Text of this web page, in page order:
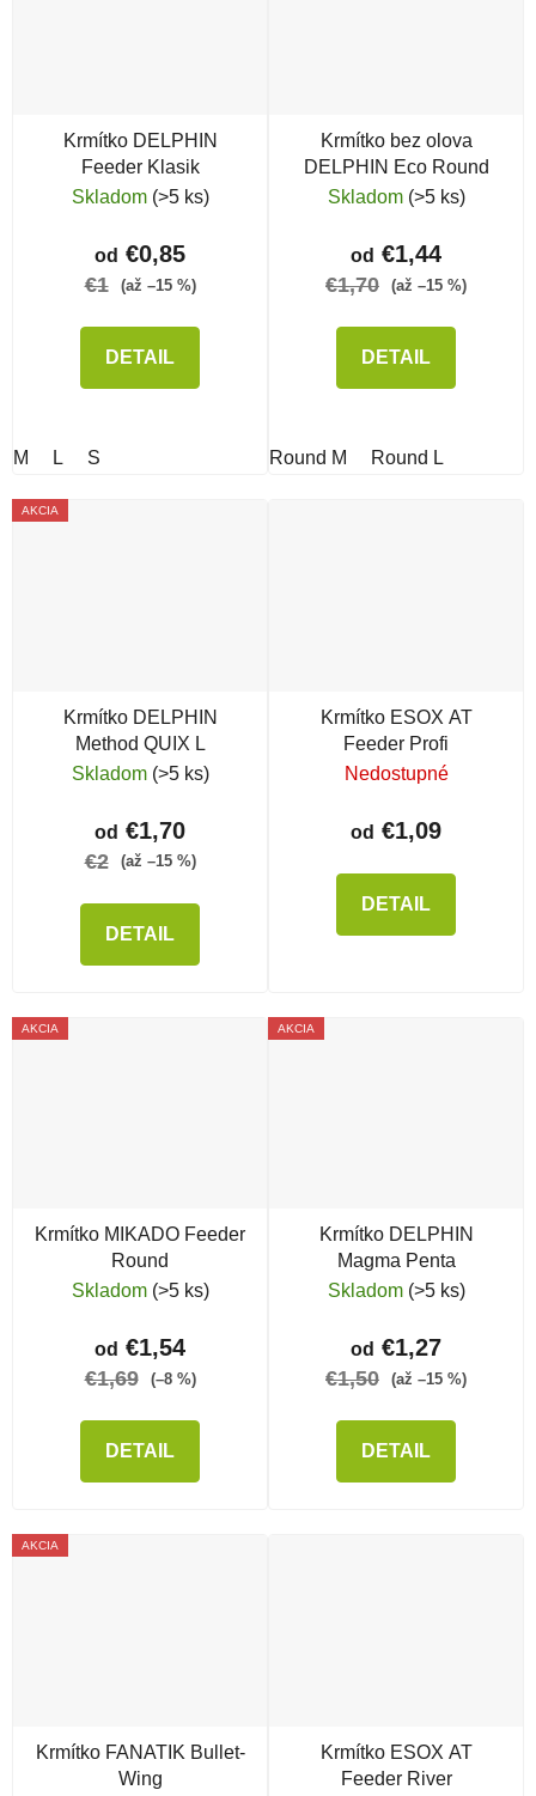
Krmítko DELPHIN
Feeder Klasik
Skladom (>5 ks)
od €0,85
€1 (až –15 %)
DETAIL
M L S
Krmítko bez olova
DELPHIN Eco Round
Skladom (>5 ks)
od €1,44
€1,70 (až –15 %)
DETAIL
Round M Round L
AKCIA
Krmítko DELPHIN
Method QUIX L
Skladom (>5 ks)
od €1,70
€2 (až –15 %)
DETAIL
Krmítko ESOX AT
Feeder Profi
Nedostupné
od €1,09
DETAIL
AKCIA
Krmítko MIKADO Feeder
Round
Skladom (>5 ks)
od €1,54
€1,69 (–8 %)
DETAIL
AKCIA
Krmítko DELPHIN
Magma Penta
Skladom (>5 ks)
od €1,27
€1,50 (až –15 %)
DETAIL
AKCIA
Krmítko FANATIK Bullet-
Wing
Krmítko ESOX AT
Feeder River